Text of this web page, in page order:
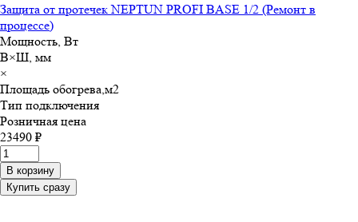
Защита от протечек NEPTUN PROFI BASE 1/2 (Ремонт в
процессе)
Мощность, Вт
В×Ш, мм
×
Площадь обогрева,м2
Тип подключения
Розничная цена
23490 ₽
В корзину
Купить сразу